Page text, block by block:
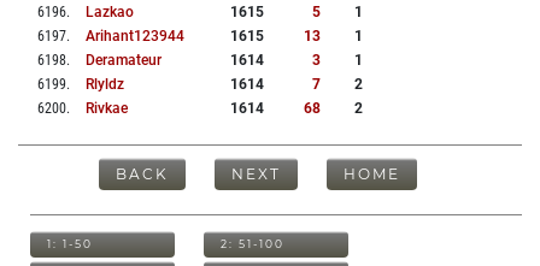
6196. Lazkao 1615 5
1
6197. Arihant123944 1615 13
1
6198. Deramateur 1614 3
1
6199. Rlyldz 1614 7
2
6200. Rivkae 1614 68 2
BACK NEXT HOME
1: 1-50 2: 51-100